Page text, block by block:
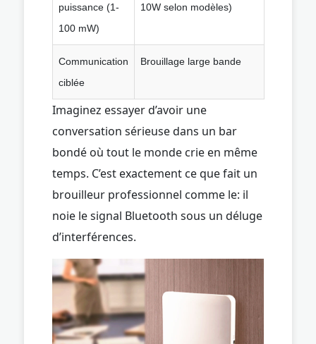
puissance (1-
100 mW)
10W selon modèles)
Communication
ciblée
Brouillage large bande
Imaginez essayer d’avoir une
conversation sérieuse dans un bar
bondé où tout le monde crie en même
temps. C’est exactement ce que fait un
brouilleur professionnel comme le: il
noie le signal Bluetooth sous un déluge
d’interférences.